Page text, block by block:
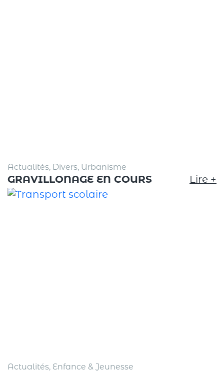
Actualités, Divers, Urbanisme
GRAVILLONAGE EN COURS Lire +
Actualités, Enfance & Jeunesse